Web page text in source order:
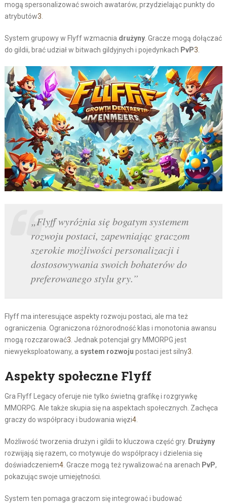
mogą spersonalizować swoich awatarów, przydzielając punkty do
atrybutów3
System grupowy w Flyff wzmacnia drużyny. Gracze mogą dołączać
do gildii, brać udział w bitwach gildyjnych i pojedynkach PvP3
„Flyff wyróżnia się bogatym systemem
rozwoju postaci, zapewniając graczom
szerokie możliwości personalizacji i
dostosowywania swoich bohaterów do
preferowanego stylu gry.”
Flyff ma interesujące aspekty rozwoju postaci, ale ma też
ograniczenia. Ograniczona różnorodność klas i monotonia awansu
mogą rozczarować3 . Jednak potencjał gry MMORPG jest
niewyeksploatowany, a system rozwoju postaci jest silny3
Aspekty społeczne Flyff
Gra Flyff Legacy oferuje nie tylko świetną grafikę i rozgrywkę
MMORPG. Ale także skupia się na aspektach społecznych. Zachęca
graczy do współpracy i budowania więzi4.
Możliwość tworzenia drużyn i gildii to kluczowa część gry. Drużyny
rozwijają się razem, co motywuje do współpracy i dzielenia się
doświadczeniem4. Gracze mogą też rywalizować na arenach PvP,
pokazując swoje umiejętności.
System ten pomaga graczom się integrować i budować